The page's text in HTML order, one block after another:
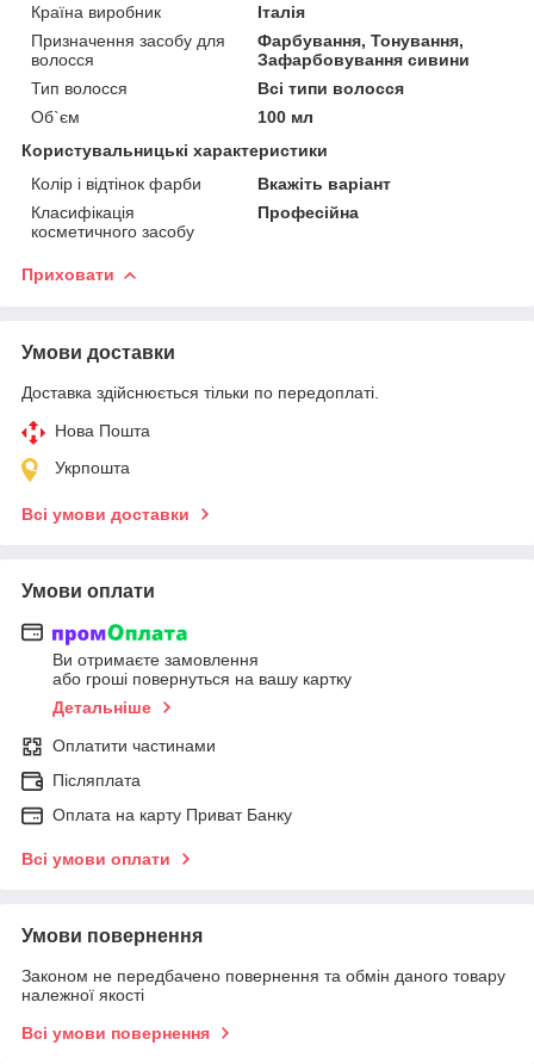
Країна виробник
Італія
Призначення засобу для
волосся
Фарбування, Тонування,
Зафарбовування сивини
Тип волосся
Всі типи волосся
Об`єм
100 мл
Користувальницькі характеристики
Колір і відтінок фарби
Вкажіть варіант
Класифікація
косметичного засобу
Професійна
Приховати
Умови доставки
Доставка здійснюється тільки по передоплаті.
Нова Пошта
Укрпошта
Всі умови доставки
Умови оплати
Ви отримаєте замовлення
або гроші повернуться на вашу картку
Детальніше
Оплатити частинами
Післяплата
Оплата на карту Приват Банку
Всі умови оплати
Умови повернення
Законом не передбачено повернення та обмін даного товару
належної якості
Всі умови повернення